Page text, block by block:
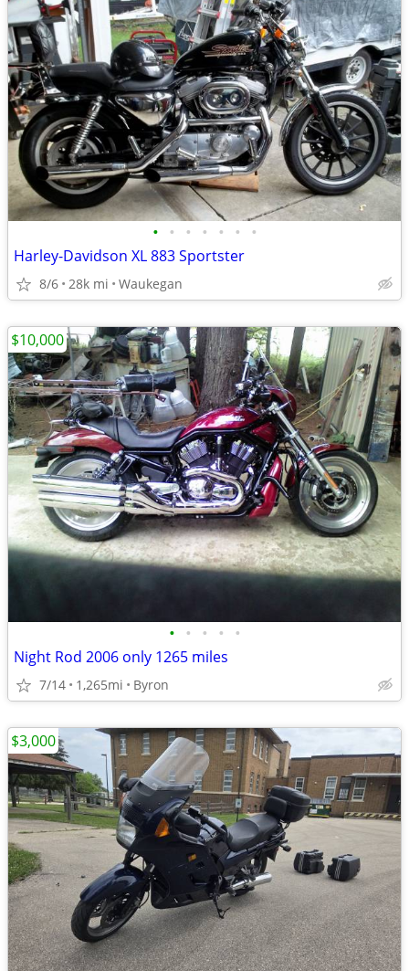
• • • • • • •
Harley-Davidson XL 883 Sportster
8/6 28k mi Waukegan
• • • • •
Night Rod 2006 only 1265 miles
7/14 1,265mi Byron
$10,000
$3,000